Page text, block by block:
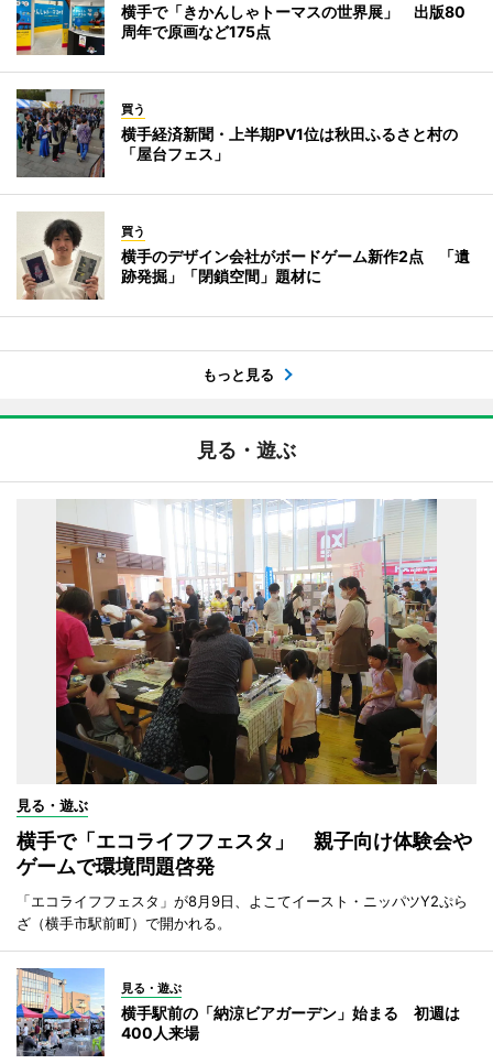
横手で「きかんしゃトーマスの世界展」 出版80
周年で原画など175点
買う
横手経済新聞・上半期PV1位は秋田ふるさと村の
「屋台フェス」
買う
横手のデザイン会社がボードゲーム新作2点 「遺
跡発掘」「閉鎖空間」題材に
もっと見る
見る・遊ぶ
見る・遊ぶ
横手で「エコライフフェスタ」 親子向け体験会や
ゲームで環境問題啓発
「エコライフフェスタ」が8月9日、よこてイースト・ニッパツY2ぷら
ざ（横手市駅前町）で開かれる。
見る・遊ぶ
横手駅前の「納涼ビアガーデン」始まる 初週は
400人来場